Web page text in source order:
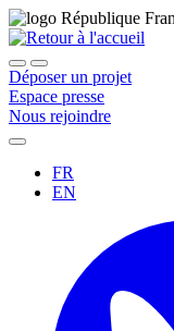
Déposer un projet
Espace presse
Nous rejoindre
FR
EN